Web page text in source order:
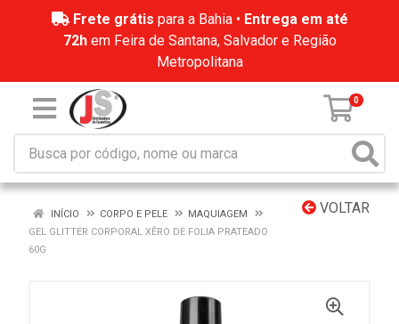
Frete grátis para a Bahia • Entrega em até
72hem Feira de Santana, Salvador e Região
Metropolitana
0
VOLTAR
INÍCIO CORPO E PELE
MAQUIAGEM
GEL GLITTER CORPORAL XÊRO DE FOLIA PRATEADO
60G